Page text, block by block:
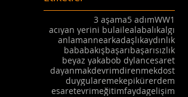
3 aşama5 adımWW1
acıyan yerini bulailealabalıkalgı
anlamannearkadaşlıkaydınlık
bababakışbaşarıbaşarısızlık
beyaz yakabob dylancesaret
dayanmakdevrimdirenmekdost
duygularemekepikürerdem
esaretevrimeğitimfaydagelişim